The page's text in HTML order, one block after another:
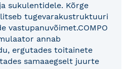
sukulentidele. Kõrge
tugevarakustruktuuri
vastupanuvõimet.COMPO
annab
ergutades toitainete
samaaegselt juurte